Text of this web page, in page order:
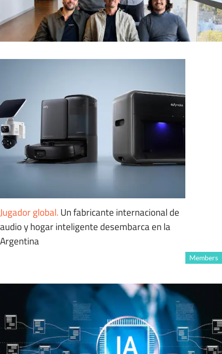
Jugador global. Un fabricante internacional de
audio y hogar inteligente desembarca en la
Argentina
Members